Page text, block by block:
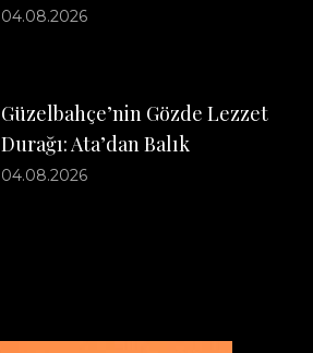
04.08.2026
Güzelbahçe’nin Gözde Lezzet
Durağı: Ata’dan Balık
04.08.2026